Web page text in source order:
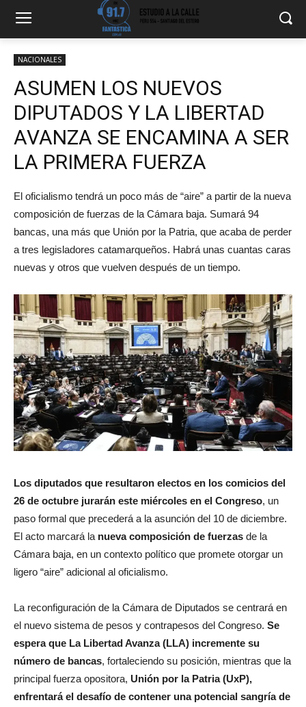
NACIONALES
ASUMEN LOS NUEVOS
DIPUTADOS Y LA LIBERTAD
AVANZA SE ENCAMINA A SER
LA PRIMERA FUERZA
El oficialismo tendrá un poco más de “aire” a partir de la nueva
composición de fuerzas de la Cámara baja. Sumará 94
bancas, una más que Unión por la Patria, que acaba de perder
a tres legisladores catamarqueños. Habrá unas cuantas caras
nuevas y otros que vuelven después de un tiempo.
Los diputados que resultaron electos en los comicios del
26 de octubre jurarán este miércoles en el Congreso, un
paso formal que precederá a la asunción del 10 de diciembre.
El acto marcará la nueva composición de fuerzas de la
Cámara baja, en un contexto político que promete otorgar un
ligero “aire” adicional al oficialismo.
La reconfiguración de la Cámara de Diputados se centrará en
el nuevo sistema de pesos y contrapesos del Congreso. Se
espera que La Libertad Avanza (LLA) incremente su
número de bancas, fortaleciendo su posición, mientras que la
principal fuerza opositora, Unión por la Patria (UxP),
enfrentará el desafío de contener una potencial sangría de